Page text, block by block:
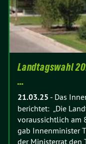
Landtagswahl
…
21.03.25 - Das
berichtet: „Die
voraussichtlich am
gab Innenminister
der Ministerrat den